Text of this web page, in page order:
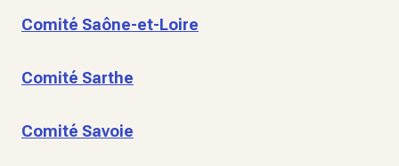
Comité Saône-et-Loire
Comité Sarthe
Comité Savoie